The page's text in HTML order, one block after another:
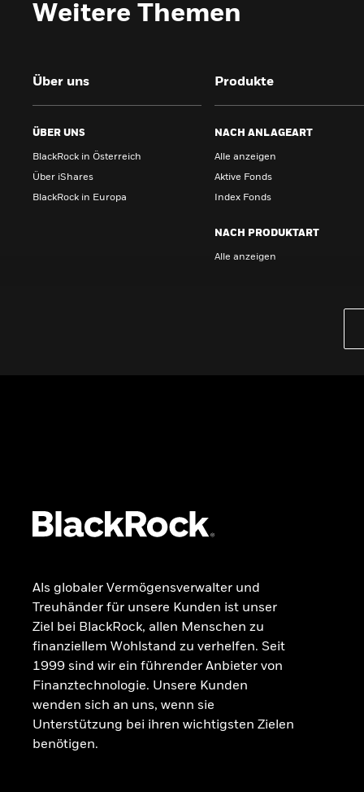
Weitere Themen
Über uns
ÜBER UNS
BlackRock in Österreich
Über iShares
BlackRock in Europa
Produkte
NACH ANLAGEART
Alle anzeigen
Aktive Fonds
Index Fonds
NACH PRODUKTART
Alle anzeigen
Als globaler Vermögensverwalter und
Treuhänder für unsere Kunden ist unser
Ziel bei BlackRock, allen Menschen zu
finanziellem Wohlstand zu verhelfen. Seit
1999 sind wir ein führender Anbieter von
Finanztechnologie. Unsere Kunden
wenden sich an uns, wenn sie
Unterstützung bei ihren wichtigsten Zielen
benötigen.